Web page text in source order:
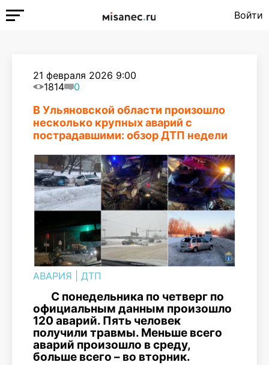
Войти
21 февраля 2026 9:00
1814
0
В Ульяновской области произошло
несколько крупных аварий с
пострадавшими: обзор ДТП недели
АВАРИЯ ДТП
С понедельника по четверг по
официальным данным произошло
120 аварий. Пять человек
получили травмы. Меньше всего
аварий произошло в среду,
больше всего – во вторник.